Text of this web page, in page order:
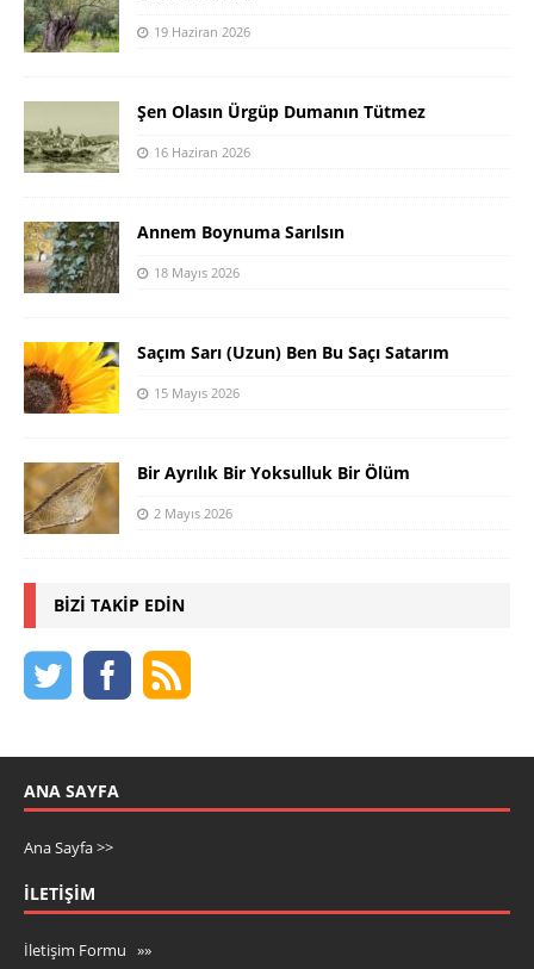
19 Haziran 2026
Şen Olasın Ürgüp Dumanın Tütmez
16 Haziran 2026
Annem Boynuma Sarılsın
18 Mayıs 2026
Saçım Sarı (Uzun) Ben Bu Saçı Satarım
15 Mayıs 2026
Bir Ayrılık Bir Yoksulluk Bir Ölüm
2 Mayıs 2026
BIZI TAKIP EDIN
ANA SAYFA
Ana Sayfa >>
İLETIŞIM
İletişim Formu »»